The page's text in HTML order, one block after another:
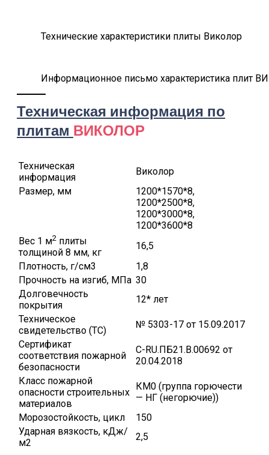
Технические характеристики плиты Виколор
Информационное письмо характеристика плит
Техническая информация по
плитам ВИКОЛОР
Техническая
информация
Виколор
Размер, мм
1200*1570*8,
1200*2500*8,
1200*3000*8,
1200*3600*8
Вес 1 м2 плиты
толщиной 8 мм, кг
16,5
Плотность, г/см3
1,8
Прочность на изгиб, МПа 30
Долговечность
покрытия
12* лет
Техническое
свидетельство (ТС)
№ 5303-17 от 15.09.2017
Сертификат
соответствия пожарной
безопасности
C-RU.ПБ21.В.00692 от
20.04.2018
Класс пожарной
опасности строительных
материалов
КМ0 (группа горючести
— НГ (негорючие))
Морозостойкость, цикл
150
Ударная вязкость, кДж/
м2
2,5